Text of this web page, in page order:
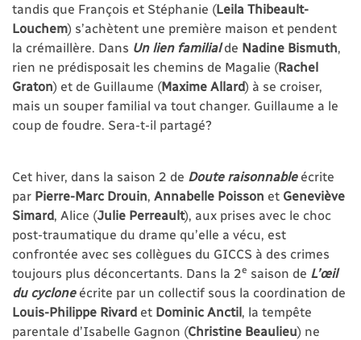
tandis que François et Stéphanie (Leila Thibeault-
Louchem) s’achètent une première maison et pendent
la crémaillère. Dans Un lien familialde Nadine Bismuth,
rien ne prédisposait les chemins de Magalie (Rachel
Graton) et de Guillaume (Maxime Allard) à se croiser,
mais un souper familial va tout changer. Guillaume a le
coup de foudre. Sera-t-il partagé?
Cet hiver, dans la saison 2 de Doute raisonnable écrite
par Pierre-Marc Drouin, Annabelle Poisson et Geneviève
Simard, Alice (Julie Perreault), aux prises avec le choc
post-traumatique du drame qu’elle a vécu, est
confrontée avec ses collègues du GICCS à des crimes
toujours plus déconcertants. Dans la 2e saison de L’œil
du cycloneécrite par un collectif sous la coordination de
Louis-Philippe Rivard et Dominic Anctil, la tempête
parentale d’Isabelle Gagnon (Christine Beaulieu) ne